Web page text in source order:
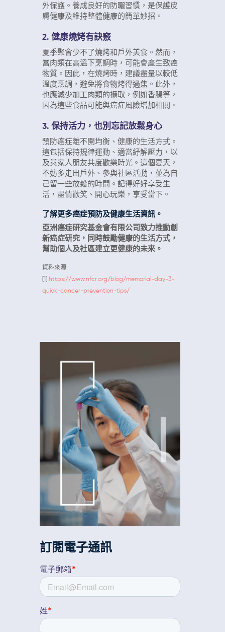
外保護。養成良好的防曬習慣，是保護皮
膚健康及維持整體健康的簡單妙招。
2. 健康燒烤有訣竅
夏季聚會少不了燒烤和戶外美食。然而，
當肉類在高溫下烹調時，可能會產生致癌
物質。因此，在燒烤時，建議盡量以較低
溫度烹調，避免將食物烤得過焦。此外，
也應減少加工肉類的攝取，例如香腸等，
因為這些食品可能與癌症風險增加相關。
3. 保持活力，也別忘記放鬆身心
預防癌症離不開均衡、健康的生活方式。
這包括保持規律運動、適當紓解壓力，以
及與家人朋友共度歡樂時光。這個夏天，
不妨多走出戶外、參與社區活動，並為自
己留一些放鬆的時間。記得好好享受生
活，盡情歡笑、開心玩樂，享受當下。
了解更多癌症預防及健康生活資訊。
亞洲癌症研究基金會有限公司致力推動創
新癌症研究，同時鼓勵健康的生活方式，
幫助個人及社區建立更健康的未來。
資料來源:
https://www.nfcr.org/blog/memorial-day-3-
quick-cancer-prevention-tips/
訂閱電子通訊